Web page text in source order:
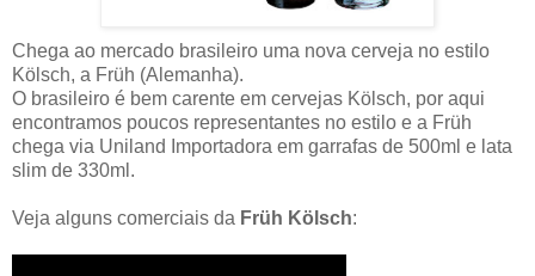
Chega ao mercado brasileiro uma nova cerveja no estilo
Kölsch, a Früh (Alemanha).
O brasileiro é bem carente em cervejas Kölsch, por aqui
encontramos poucos representantes no estilo e a Früh
chega via Uniland Importadora em garrafas de 500ml e lata
slim de 330ml.
Veja alguns comerciais da Früh Kölsch: